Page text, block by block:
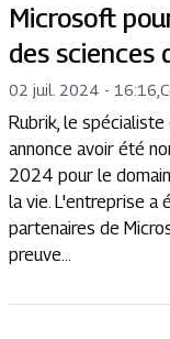
Microsoft
des sciences
02 juil. 2024 - 16:16
Rubrik, le
annonce avoir été
2024 pour le
la vie. L'entreprise a
partenaires de
preuve...